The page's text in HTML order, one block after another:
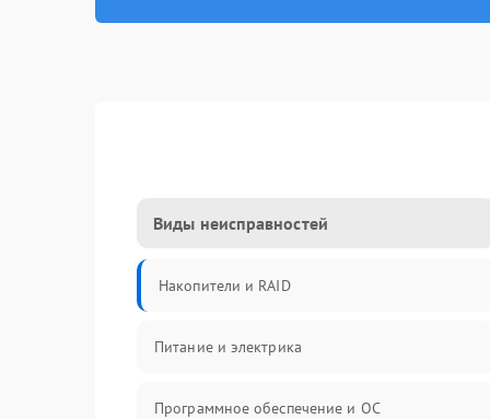
Виды неисправностей
Накопители и RAID
Питание и электрика
Программное обеспечение и ОС